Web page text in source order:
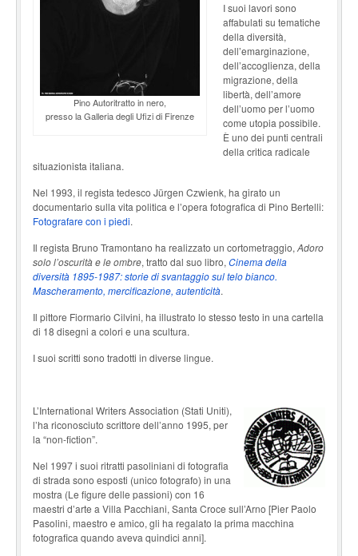
Pino Autoritratto in nero,
presso la Galleria degli Ufizi di Firenze
I suoi lavori sono
affabulati su tematiche
della diversità,
dell’emarginazione,
dell’accoglienza, della
migrazione, della
libertà, dell’amore
dell’uomo per l’uomo
come utopia possibile.
È uno dei punti centrali
della critica radicale
situazionista italiana.
Nel 1993, il regista tedesco Jürgen Czwienk, ha girato un
documentario sulla vita politica e l’opera fotografica di Pino Bertelli:
Fotografare con i piedi.
Il regista Bruno Tramontano ha realizzato un cortometraggio, Adoro
solo l’oscurità e le ombre, tratto dal suo libro, Cinema della
diversità 1895-1987: storie di svantaggio sul telo bianco.
Mascheramento, mercificazione, autenticità.
Il pittore Fiormario Cilvini, ha illustrato lo stesso testo in una cartella
di 18 disegni a colori e una scultura.
I suoi scritti sono tradotti in diverse lingue.
L’International Writers Association (Stati Uniti),
l’ha riconosciuto scrittore dell’anno 1995, per
la “non-fiction”.
Nel 1997 i suoi ritratti pasoliniani di fotografia
di strada sono esposti (unico fotografo) in una
mostra (Le figure delle passioni) con 16
maestri d’arte a Villa Pacchiani, Santa Croce sull’Arno [Pier Paolo
Pasolini, maestro e amico, gli ha regalato la prima macchina
fotografica quando aveva quindici anni].